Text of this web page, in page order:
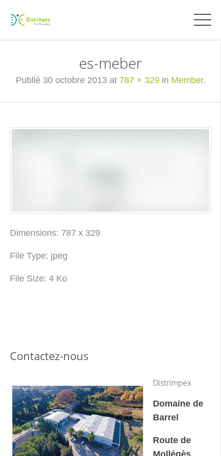
es-meber
Publié 30 octobre 2013 at 787 × 329in Member.
Dimensions: 787 x 329
File Type: jpeg
File Size: 4 Ko
Contactez-nous
Distrimpex
Domaine de
Barrel
Route de